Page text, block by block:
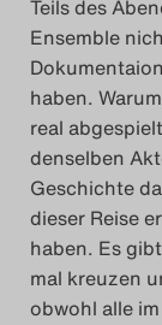
Teils des
Ensemble
haben.
real
denselben
Geschichte
dieser Reise
haben. Es
mal kreuzen
obwohl alle